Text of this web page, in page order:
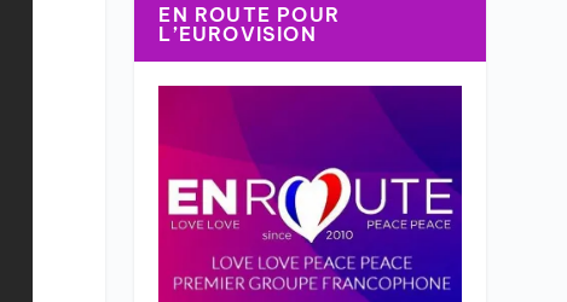
EN ROUTE POUR
L’EUROVISION